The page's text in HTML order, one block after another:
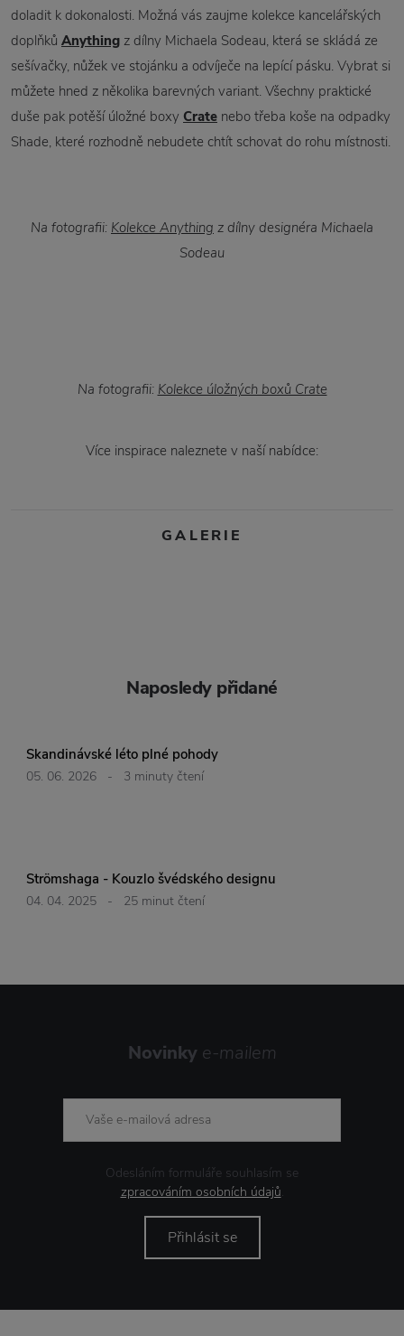
doladit k dokonalosti. Možná vás zaujme kolekce kancelářských
doplňků Anything z dílny Michaela Sodeau, která se skládá ze
sešívačky, nůžek ve stojánku a odvíječe na lepící pásku. Vybrat si
můžete hned z několika barevných variant. Všechny praktické
duše pak potěší úložné boxy Crate nebo třeba koše na odpadky
Shade, které rozhodně nebudete chtít schovat do rohu místnosti.
Na fotografii: Kolekce Anything z dílny designéra Michaela
Sodeau
Na fotografii: Kolekce úložných boxů Crate
Více inspirace naleznete v naší nabídce:
GALERIE
Naposledy přidané
05. 06. 2026 - 3 minuty čtení
Skandinávské léto plné pohody
04. 04. 2025 - 25 minut čtení
Strömshaga - Kouzlo švédského designu
Novinky e-mailem
Odesláním formuláře souhlasím se
zpracováním osobních údajů.
Přihlásit se